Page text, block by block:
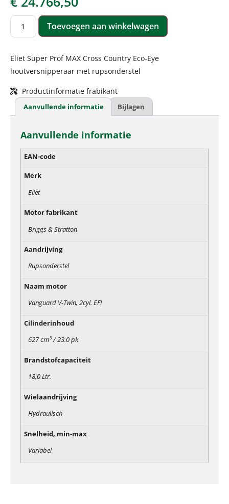
Toevoegen aan winkelwagen
Eliet Super Prof MAX Cross Country Eco-Eye
houtversnipperaar met rupsonderstel
Productinformatie frabikant
Aanvullende informatie Bijlagen
Aanvullende informatie
EAN-code
Merk
Eliet
Motor fabrikant
Briggs & Stratton
Aandrijving
Rupsonderstel
Naam motor
Vanguard V-Twin, 2cyl. EFI
Cilinderinhoud
627 cm³ / 23.0 pk
Brandstofcapaciteit
18,0 Ltr.
Wielaandrijving
Hydraulisch
Snelheid, min-max
Variabel